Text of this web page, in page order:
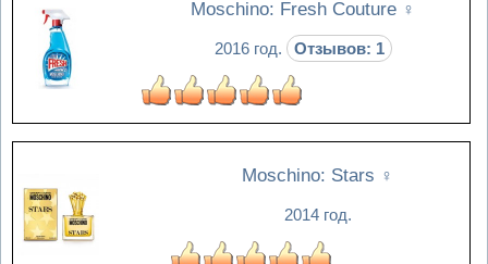
Moschino: Fresh Couture ♀
2016 год. Отзывов: 1
Moschino: Stars ♀
2014 год.